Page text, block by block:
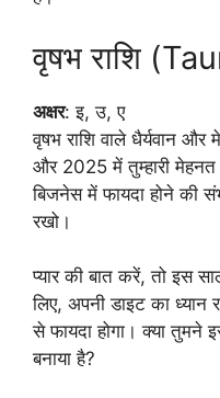
वृषभ राशि
अक्षर: इ, उ, ए
वृषभ राशि वाले धैर्यवान और
और 2025 में तुम्हारी मेहनत
बिजनेस में फायदा होने की
रखो।
प्यार की बात करें, तो इस
लिए, अपनी डाइट का ध्यान
से फायदा होगा। क्या तुमने
बनाया है?